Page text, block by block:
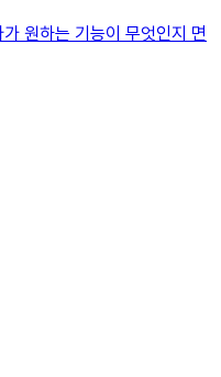
원하는 기능이 무엇인지 면